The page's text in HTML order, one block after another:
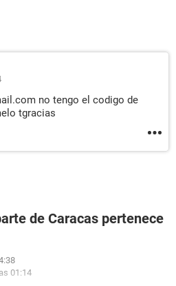
no tengo el codigo de
tgracias
de Caracas pertenece
01:14